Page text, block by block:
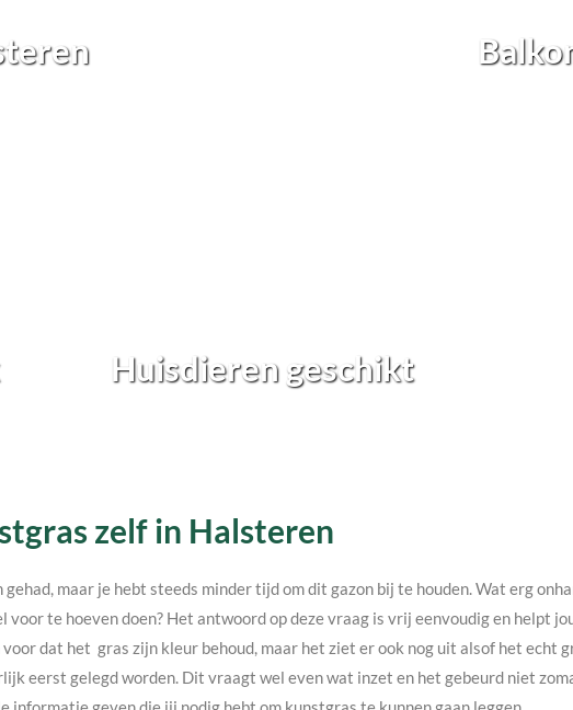
Huisdieren geschikt
zelf in Halsteren
maar je hebt steeds minder tijd om dit gazon bij te houden. Wat erg
voor te hoeven doen? Het antwoord op deze vraag is vrij eenvoudig en helpt
dat het gras zijn kleur behoud, maar het ziet er ook nog uit alsof het echt
eerst gelegd worden. Dit vraagt wel even wat inzet en het gebeurd niet